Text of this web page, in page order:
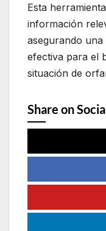
Esta
información
asegurando
efectiva para el
situación de
Share on